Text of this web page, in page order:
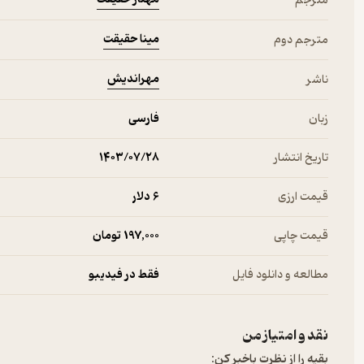
مترجم دوم مینا حقیقت
ناشر مهراندیش
زبان فارسی
تاریخ انتشار ۱۴۰۳/۰۷/۲۸
قیمت ارزی 6 دلار
قیمت چاپی 197,000 تومان
مطالعه و دانلود فایل فقط در فیدیبو
نقد و امتیاز من
بقیه را از نظرت باخبر کن: